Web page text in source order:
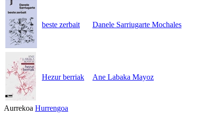
beste zerbait Danele Sarriugarte Mochales
Hezur berriak Ane Labaka Mayoz
Aurrekoa Hurrengoa